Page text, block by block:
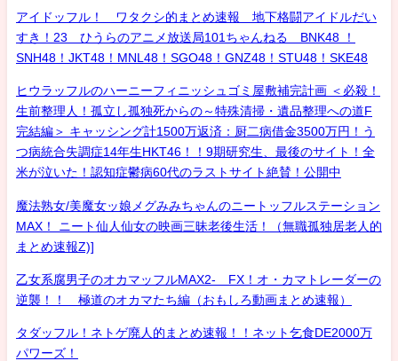
アイドッフル！ ワタクシ的まとめ速報 地下格闘アイドルだい
すき！23 ひうらのアニメ放送局101ちゃんねる BNK48 ！
SNH48！JKT48！MNL48！SGO48！GNZ48！STU48！SKE48
ヒウラッフルのハーニーフィニッシュゴミ屋敷補完計画 ＜必殺！
生前整理人！孤立し孤独死からの～特殊清掃・遺品整理への道F
完結編＞ キャッシング計1500万返済：厨二病借金3500万円！う
つ病統合失調症14年生HKT46！！9期研究生、最後のサイト！全
米が泣いた！認知症鬱病60代のラストサイト絶賛！公開中
魔法熟女/美魔女ッ娘メグみみちゃんのニートッフルステーション
MAX！ ニート仙人仙女の映画三昧老後生活！（無職孤独居老人的
まとめ速報Z)]
乙女系腐男子のオカマッフルMAX2- FX！オ・カマトレーダーの
逆襲！！ 極道のオカマたち編（おもしろ動画まとめ速報）
タダッフル！ネトゲ廃人的まとめ速報！！ネット乞食DE2000万
パワーズ！